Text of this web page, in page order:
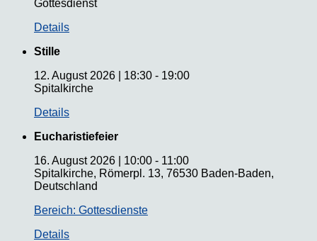
Gottesdienst
Details
Stille
12. August 2026
18:30 - 19:00
Spitalkirche
Details
Eucharistiefeier
16. August 2026
10:00 - 11:00
Spitalkirche, Römerpl. 13, 76530 Baden-Baden,
Deutschland
Bereich: Gottesdienste
Details